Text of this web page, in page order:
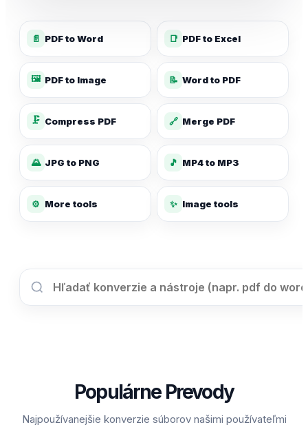
📄 PDF to Word 📑 PDF to Excel
🖼️ PDF to Image 📝 Word to PDF
🗜️ Compress PDF 🔗 Merge PDF
🌄 JPG to PNG 🎵 MP4 to MP3
⚙️ More tools ✨ Image tools
Populárne Prevody
Najpoužívanejšie konverzie súborov našimi používateľmi